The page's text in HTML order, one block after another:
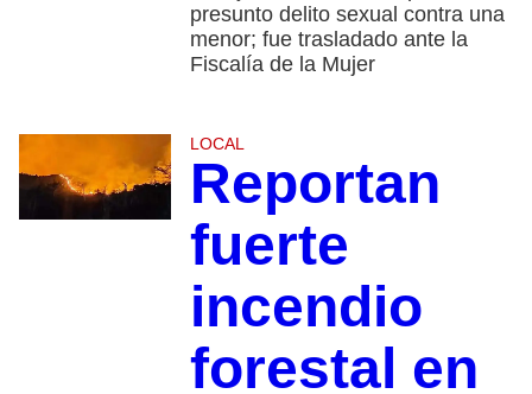
presunto delito sexual contra una
menor; fue trasladado ante la
Fiscalía de la Mujer
LOCAL
Reportan
fuerte
incendio
forestal en